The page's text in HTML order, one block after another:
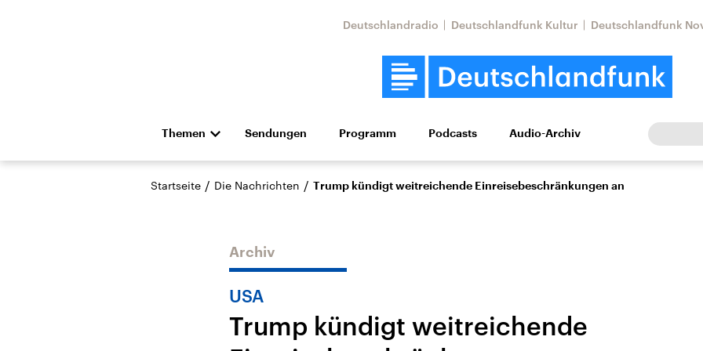
Deutschlandradio Deutschlandfunk Kultur Deutschlandfunk
Themen
Die Nachrichten Politik Wirtschaft Wissen Kultur Europa
Hörspiel und Feature Musik
Landtagswahl Sachsen-
USA
Aktuelle Beiträge,
Nahostkonflikt
Sendungen Programm Podcasts Audio-Archiv
Startseite / Die Nachrichten / Trump kündigt weitreichende Einreisebeschränkungen an
Archiv
USA
Trump kündigt weitreichende